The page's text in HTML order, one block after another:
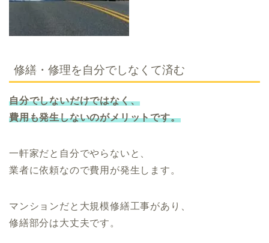
修繕・修理を自分でしなくて済む
自分でしないだけではなく、
費用も発生しないのがメリットです。
一軒家だと自分でやらないと、
業者に依頼なので費用が発生します。
マンションだと大規模修繕工事があり、
修繕部分は大丈夫です。